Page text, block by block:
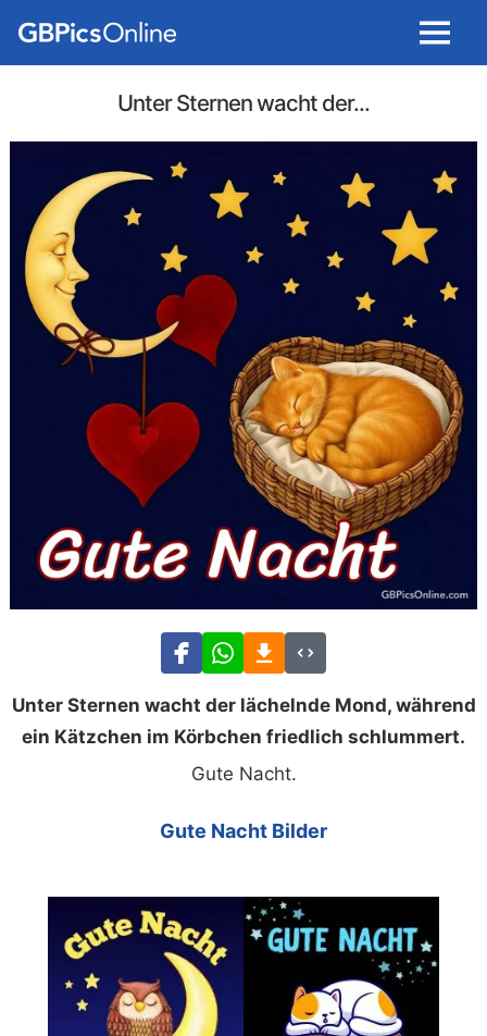
Menu
Unter Sternen wacht der...
Unter Sternen wacht der lächelnde Mond, während
ein Kätzchen im Körbchen friedlich schlummert.
Gute Nacht.
Gute Nacht Bilder